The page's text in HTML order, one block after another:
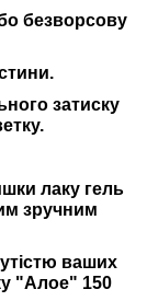
безворсову
затиску
лаку гель
зручним
ваших
"Алое" 150